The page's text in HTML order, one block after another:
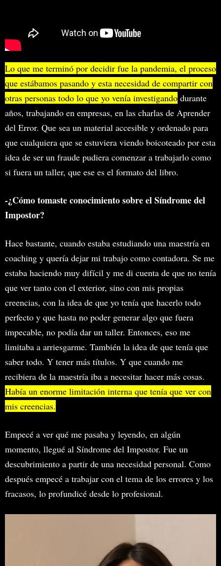
Lo que me terminó por decidir fue la pandemia, el proceso
que estábamos pasando y esta necesidad de compartir con
otras personas todo lo que yo venía investigando durante
años, trabajando en empresas, en las charlas de Aprender
del Error. Que sea un material accesible y ordenado para
que cualquiera que se estuviera viendo boicoteado por esta
idea de ser un fraude pudiera comenzar a trabajarlo como
si fuera un taller, que ese es el formato del libro.
-¿Cómo tomaste conocimiento sobre el Síndrome del
Impostor?
Hace bastante, cuando estaba estudiando una maestría en
coaching y quería dejar mi trabajo como contadora. Se me
estaba haciendo muy difícil y me di cuenta de que no tenía
que ver tanto con el exterior, sino con mis propias
creencias, con la idea de que yo tenía que hacerlo todo
perfecto y que hasta no poder generar algo que fuera
impecable, no podía dar un taller. Entonces, eso me
limitaba a arriesgarme. También la idea de que tenía que
saber todo. Y tener más títulos. Y que cuando me
recibiera de la maestría iba a necesitar hacer más cosas.
Había un enorme limitación interna que tenía que ver con
mis creencias.
Empecé a ver qué me pasaba y leyendo, en algún
momento, llegué al Síndrome del Impostor. Fue un
descubrimiento a partir de una necesidad personal. Como
después empecé a trabajar con el tema de los errores y los
fracasos, lo profundicé desde lo profesional.